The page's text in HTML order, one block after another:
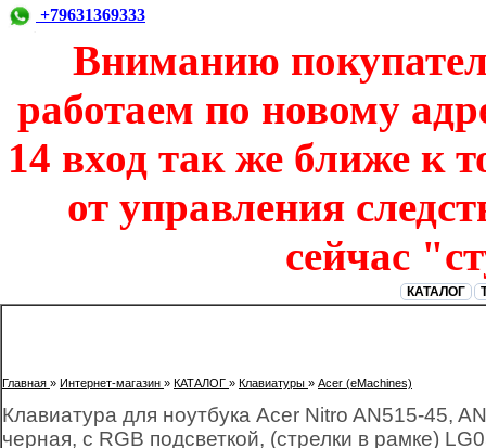
+79631369333
Вниманию
работаем по новому
14 вход так же ближе к
от управления
сейчас
КАТАЛОГ
Главная » Интернет-магазин » КАТАЛОГ » Клавиатуры » Acer (eMachines)
Клавиатура для ноутбука Acer Nitro AN515-45,
черная, с RGB подсветкой, (стрелки в рамке)